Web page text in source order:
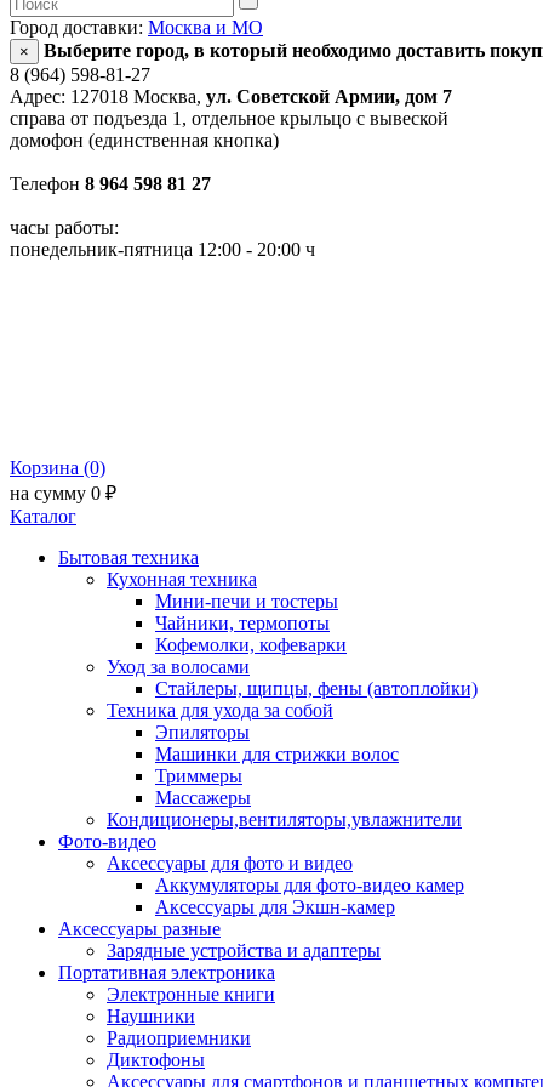
Город доставки: Москва и МО
×
Выберите город, в который необходимо доставить
8 (964) 598-81-27
Адрес: 127018 Москва, ул. Советской Армии, дом 7
справа от подъезда 1, отдельное крыльцо с вывеской
домофон (единственная кнопка)
Телефон 8 964 598 81 27
часы работы:
понедельник-пятница 12:00 - 20:00 ч
Корзина (0)
на сумму 0 ₽
Каталог
Бытовая техника
Кухонная техника
Мини-печи и тостеры
Чайники, термопоты
Кофемолки, кофеварки
Уход за волосами
Стайлеры, щипцы, фены (автоплойки)
Техника для ухода за собой
Эпиляторы
Машинки для стрижки волос
Триммеры
Массажеры
Кондиционеры,вентиляторы,увлажнители
Фото-видео
Аксессуары для фото и видео
Аккумуляторы для фото-видео камер
Аксессуары для Экшн-камер
Аксессуары разные
Зарядные устройства и адаптеры
Портативная электроника
Электронные книги
Наушники
Радиоприемники
Диктофоны
Аксессуары для смартфонов и планшетных